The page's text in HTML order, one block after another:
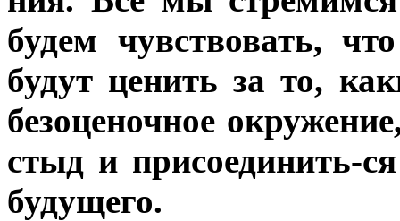
будем чувствовать,
будут ценить за то,
безоценочное
стыд и присоединить-
будущего.